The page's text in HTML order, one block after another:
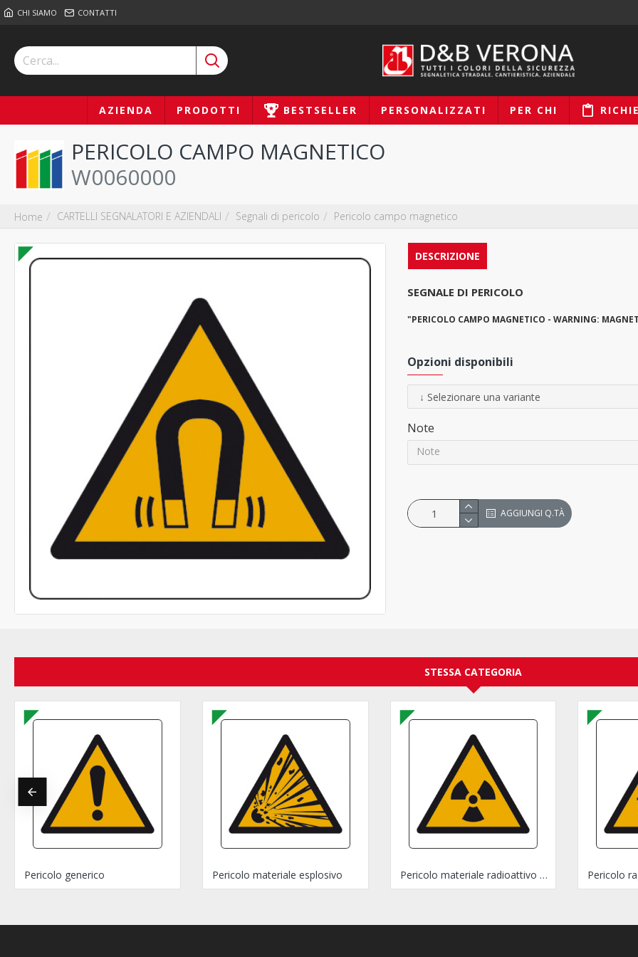
CHI SIAMO CONTATTI
AZIENDA PRODOTTI BESTSELLER PERSONALIZZATI PER CHI
Home CARTELLI SEGNALATORI E AZIENDALI Segnali di pericolo Pericolo campo magnetico
PERICOLO CAMPO MAGNETICO
W0060000
DESCRIZIONE
SEGNALE DI PERICOLO
"PERICOLO CAMPO MAGNETICO - WARNING:
Opzioni disponibili
Note
AGGIUNGI Q.TÀ
STESSA CATEGORIA
Pericolo generico Pericolo materiale esplosivo Pericolo materiale radioattivo e radiazioni ionizzanti Pericolo